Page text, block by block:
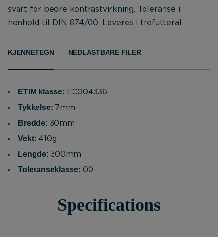
svart for bedre kontrastvirkning. Toleranse i
henhold til DIN 874/00. Leveres i trefutteral.
KJENNETEGN NEDLASTBARE FILER
ETIM klasse: EC004336
Tykkelse: 7mm
Bredde: 30mm
Vekt: 410g
Lengde: 300mm
Toleranseklasse: 00
Specifications